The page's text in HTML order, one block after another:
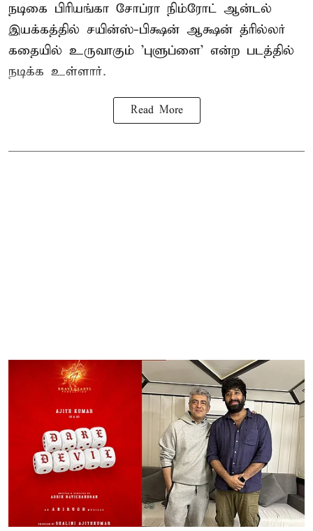
நடிகை பிரியங்கா சோப்ரா நிம்ரோட் ஆன்டல்
இயக்கத்தில் சயின்ஸ்-பிக்ஷன் ஆக்ஷன் த்ரில்லர்
கதையில் உருவாகும் 'புளுப்ளை' என்ற படத்தில்
நடிக்க உள்ளார்.
Read More